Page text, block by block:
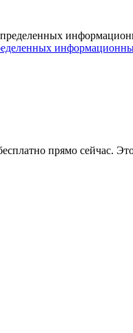
прямо сейчас.